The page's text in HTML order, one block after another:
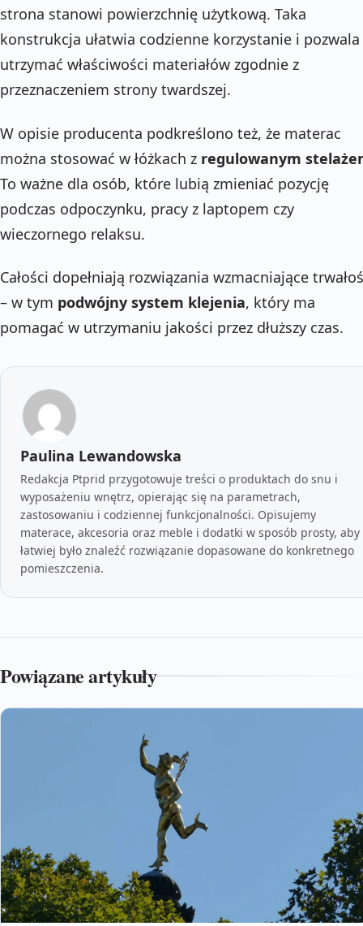
strona stanowi powierzchnię użytkową. Taka
konstrukcja ułatwia codzienne korzystanie i pozwala
utrzymać właściwości materiałów zgodnie z
przeznaczeniem strony twardszej.
W opisie producenta podkreślono też, że materac
można stosować w łóżkach z regulowanym
To ważne dla osób, które lubią zmieniać pozycję
podczas odpoczynku, pracy z laptopem czy
wieczornego relaksu.
Całości dopełniają rozwiązania wzmacniające
– w tym podwójny system klejenia, który ma
pomagać w utrzymaniu jakości przez dłuższy czas.
Paulina Lewandowska
Redakcja Ptprid przygotowuje treści o produktach do snu i
wyposażeniu wnętrz, opierając się na parametrach,
zastosowaniu i codziennej funkcjonalności. Opisujemy
materace, akcesoria oraz meble i dodatki w sposób prosty, aby
łatwiej było znaleźć rozwiązanie dopasowane do konkretnego
pomieszczenia.
Powiązane artykuły